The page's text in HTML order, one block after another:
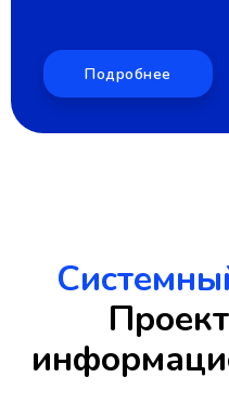
Подробнее